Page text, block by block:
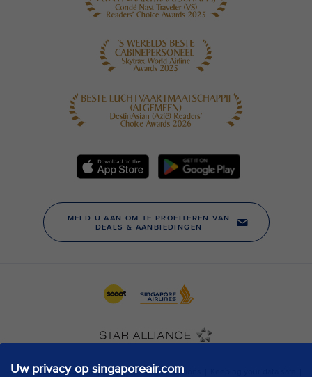
Uw privacy op singaporeair.com